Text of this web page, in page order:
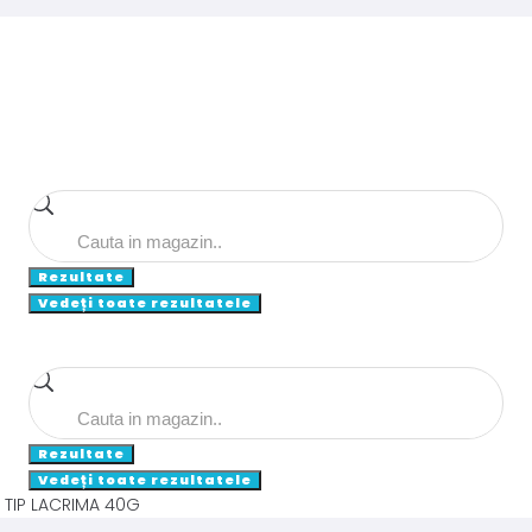
Search
...
Rezultate
Vedeți toate rezultatele
Search
...
Rezultate
Vedeți toate rezultatele
TIP LACRIMA 40G